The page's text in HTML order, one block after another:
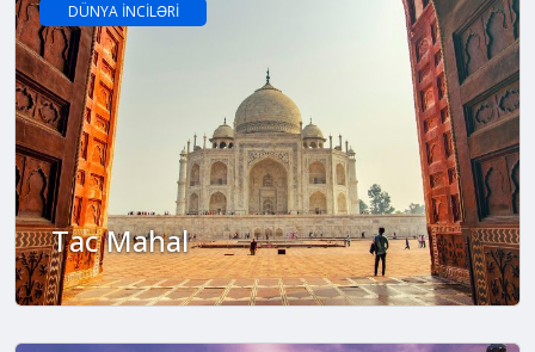
DÜNYA İNCİLƏRİ
Tac Mahal